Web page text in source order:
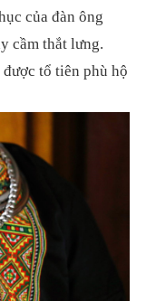
của đàn ông
cầm thắt lưng.
tổ tiên phù hộ